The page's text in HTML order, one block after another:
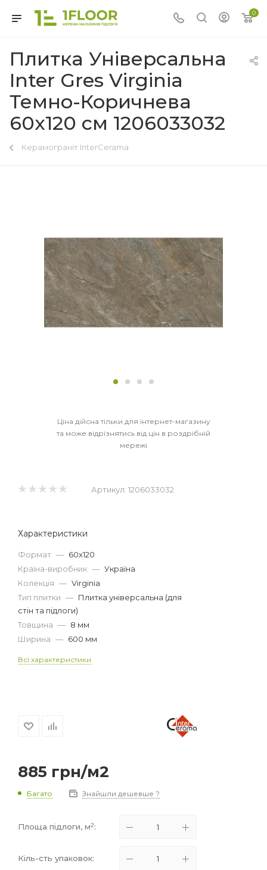
0
Плитка Універсальна
Inter Gres Virginia
Темно-Коричнева
60x120 см 1206033032
Керамограніт InterCerama
Ціна дійсна тільки для інтернет-магазину
та може відрізнятись від цін в роздрібній
мережі
Артикул: 1206033032
Характеристики
Формат — 60х120
Країна-виробник — Україна
Колекція — Virginia
Тип плитки — Плитка універсальна (для
стін та підлоги)
Товщина — 8 мм
Ширина — 600 мм
Всі характеристики
885 грн/м2
Багато Знайшли дешевше ?
Площа підлоги, м2:
Кіль-сть упаковок: